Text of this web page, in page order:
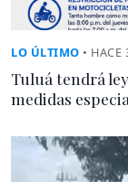
LO ÚLTIMO • HACE
Tuluá tendrá
medidas